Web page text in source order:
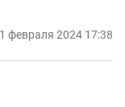
1 февраля 2024 17:38